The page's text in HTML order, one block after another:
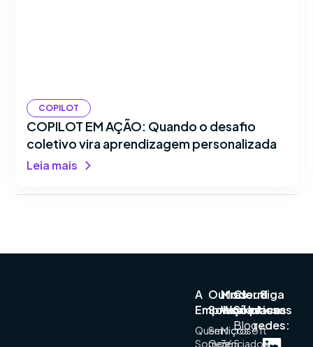
COPILOT
COPILOT EM AÇÃO: Quando o desafio
coletivo vira aprendizagem personalizada
Leia mais
A
Empresa
Quem
Somos
Outras
Soluções
Serviços
Gerenciados
Modern
Workplace
Microsoft
365
Cloud
Solutions
Blog
Siga
nossas
redes: